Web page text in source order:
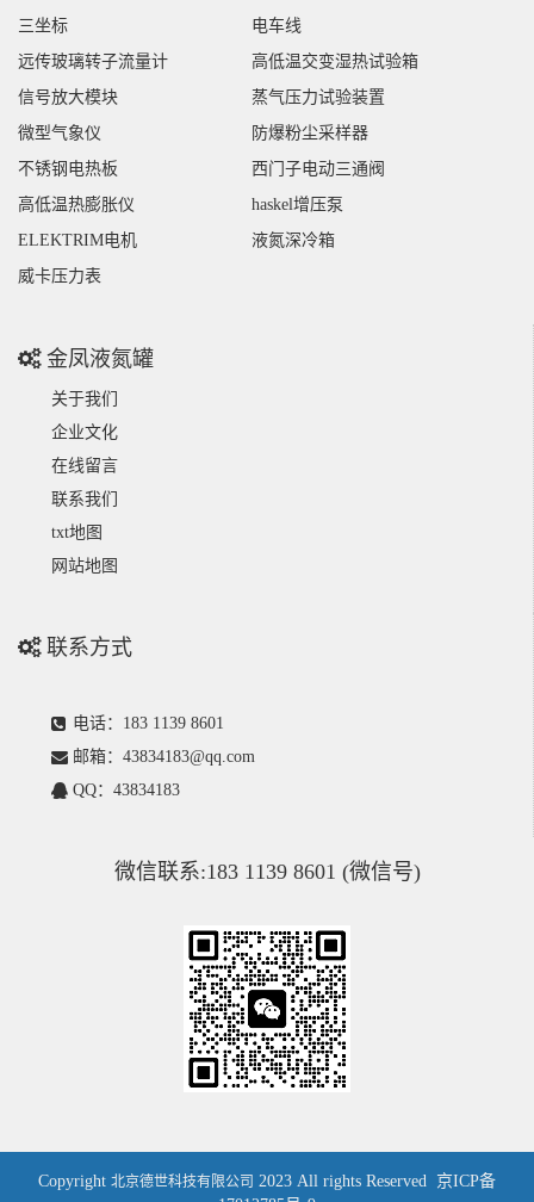
三坐标
电车线
远传玻璃转子流量计
高低温交变湿热试验箱
信号放大模块
蒸气压力试验装置
微型气象仪
防爆粉尘采样器
不锈钢电热板
西门子电动三通阀
高低温热膨胀仪
haskel增压泵
ELEKTRIM电机
液氮深冷箱
威卡压力表
金凤液氮罐
关于我们
企业文化
在线留言
联系我们
txt地图
网站地图
联系方式
电话：183 1139 8601
邮箱：43834183@qq.com
QQ：43834183
微信联系:183 1139 8601 (微信号)
Copyright 北京德世科技有限公司 2023 All rights Reserved 京ICP备